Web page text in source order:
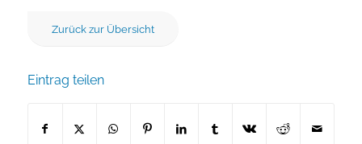
Zurück zur Übersicht
Eintrag teilen